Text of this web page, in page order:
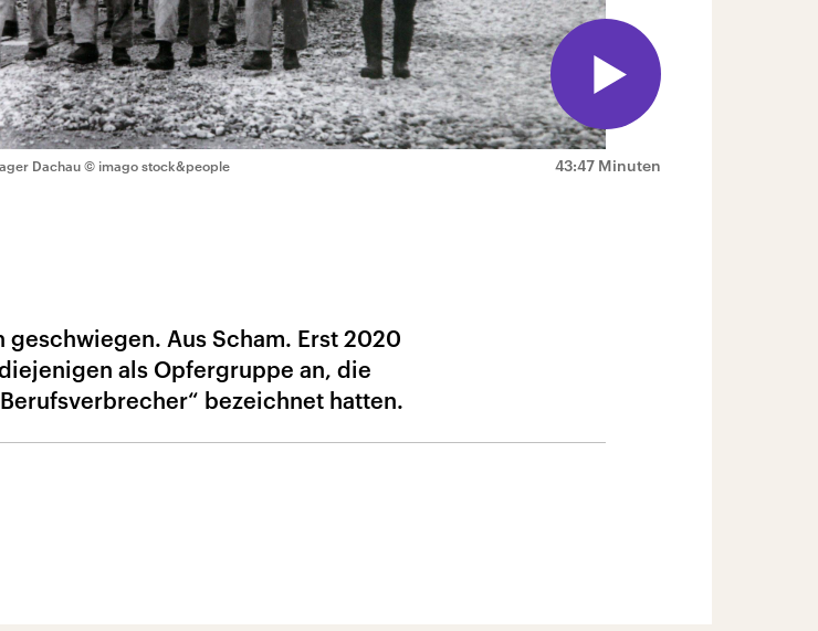
43:47 Minuten
Dachau © imago stock&people
Aus Scham. Erst 2020
als Opfergruppe an, die
bezeichnet hatten.